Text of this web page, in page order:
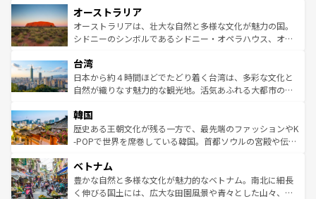
部のニューオーリンズでは、音楽と美食が融合した独特の
文化が魅力。旅行者はアメリカの各地域で異なる魅力を楽
しみながら、その多様性と豊かな歴史を感じることができ
ならではの贅沢な旅のスタイルだ。 なお、新着のアメリカ
情報はコンテンツ一覧を参照してほしい。
ワイ島は見逃せない。また、定番の観光地といえばオアフ
島だが、静かな自然を求めるならマウイ島やカウアイ島が
おすすめ。エメラルドグリーンに輝く海をはじめ、豊かな
れるおもてなしの心で訪れる人々を迎えてくれるハワイの
人々、おいしいローカルフードやハワイアンミュージッ
ク、伝統的なフラダンスなど、すべてがハワイの魅力を彩
ワイを、存分に味わってほしい。 なお、新着のハワイ情報
はコンテンツ一覧を参照してほしい。
オーストラリア
オーストラリアは、壮大な自然と多様な文化が魅力の国。
シドニーのシンボルであるシドニー・オペラハウス、オー
リアリーフや大陸中央部にそびえるウルル（エアーズロッ
ク）、タスマニアの美しい原生林やケアンズの熱帯雨林な
ど、見どころがたくさん。また、カフェやワイン、オージ
いる。アクティビティも充実しており、サーフィンやダイ
ビング、ハイキングなど、アウトドア好きにはたまらな
い。オーストラリアの多彩な魅力を存分に味わいつくそ
参照してほしい。
台湾
日本から約４時間ほどでたどり着く台湾は、多彩な文化と
自然が織りなす魅力的な観光地。活気あふれる大都市の台
ン）、静ひつな山岳地帯である台湾東部など、都市の喧騒
と山間の静けさが共存しており、訪れる人に新しい発見と
驚きをもたらしてくれる。また、奥深い台湾の食文化も魅
容にもいいと評判のスイーツなど、バラエティ豊かな料理
が味わえる。 なお、新着の台湾情報は コンテンツ一覧を参
照してほしい。
韓国
歴史ある王朝文化が残る一方で、最先端のファッションやK
-POPで世界を席巻している韓国。首都ソウルの宮殿や伝統
き、地方に足を延ばせば四季折々の自然美を楽しむことが
できる。そして、キムチや焼肉、絶品のストリートフード
まで、さまざまな韓国料理が待っている。夜には、韓国な
ベトナム
豊かな自然と多様な文化が魅力的なベトナム。南北に細長
く伸びる国土には、広大な田園風景や青々とした山々、世